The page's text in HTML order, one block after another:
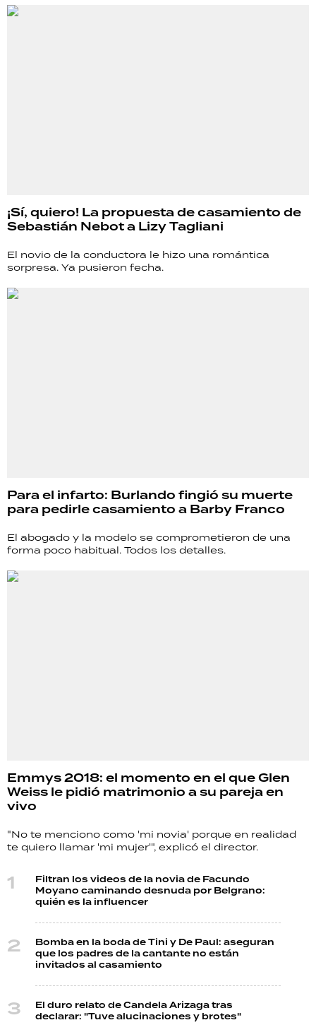
¡Sí, quiero! La propuesta de casamiento de
Sebastián Nebot a Lizy Tagliani
El novio de la conductora le hizo una romántica
sorpresa. Ya pusieron fecha.
Para el infarto: Burlando fingió su muerte
para pedirle casamiento a Barby Franco
El abogado y la modelo se comprometieron de una
forma poco habitual. Todos los detalles.
Emmys 2018: el momento en el que Glen
Weiss le pidió matrimonio a su pareja en
vivo
"No te menciono como 'mi novia' porque en realidad
te quiero llamar 'mi mujer'", explicó el director.
Filtran los videos de la novia de Facundo
Moyano caminando desnuda por Belgrano:
quién es la influencer
Bomba en la boda de Tini y De Paul: aseguran
que los padres de la cantante no están
invitados al casamiento
El duro relato de Candela Arizaga tras
declarar: "Tuve alucinaciones y brotes"